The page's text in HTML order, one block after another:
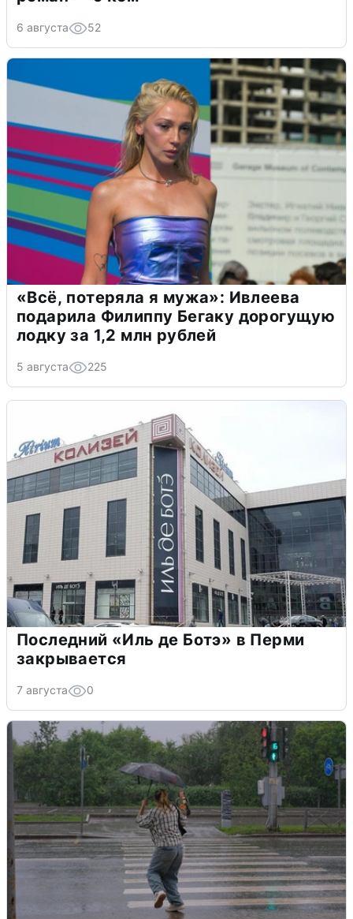
6 августа 52
«Всё, потеряла я мужа»: Ивлеева
подарила Филиппу Бегаку дорогущую
лодку за 1,2 млн рублей
5 августа 225
Последний «Иль де Ботэ» в Перми
закрывается
7 августа 0